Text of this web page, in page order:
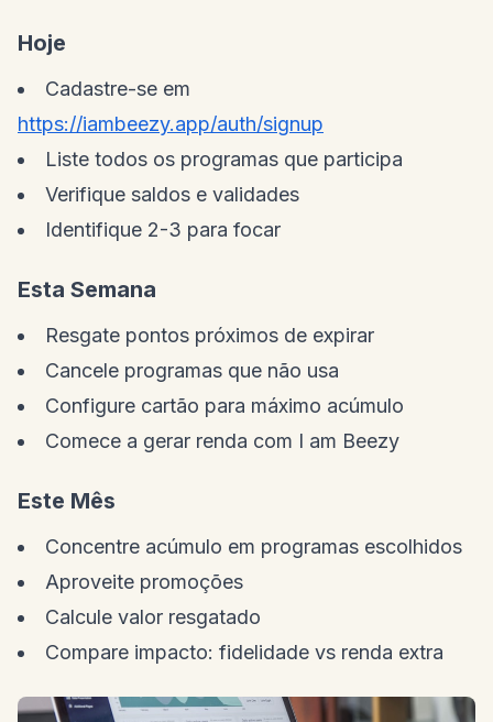
Hoje
Cadastre-se em
https://iambeezy.app/auth/signup
Liste todos os programas que participa
Verifique saldos e validades
Identifique 2-3 para focar
Esta Semana
Resgate pontos próximos de expirar
Cancele programas que não usa
Configure cartão para máximo acúmulo
Comece a gerar renda com I am Beezy
Este Mês
Concentre acúmulo em programas escolhidos
Aproveite promoções
Calcule valor resgatado
Compare impacto: fidelidade vs renda extra